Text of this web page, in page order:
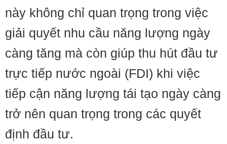
này không chỉ quan trọng trong việc
giải quyết nhu cầu năng lượng ngày
càng tăng mà còn giúp thu hút đầu tư
trực tiếp nước ngoài (FDI) khi việc
tiếp cận năng lượng tái tạo ngày càng
trở nên quan trọng trong các quyết
định đầu tư.